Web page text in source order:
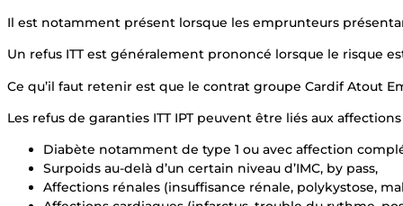
Il est notamment présent lorsque les emprunteurs
Un refus ITT est généralement prononcé lorsque le risque
Ce qu’il faut retenir est que le contrat groupe Cardif Atout
Les refus de garanties ITT IPT peuvent être liés aux
Diabète notamment de type 1 ou avec affection
Surpoids au-delà d’un certain niveau d’IMC, by pass,
Affections rénales (insuffisance rénale, polykystose,